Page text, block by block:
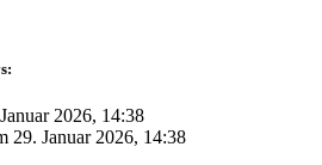
2026, 14:38
29. Januar 2026, 14:38